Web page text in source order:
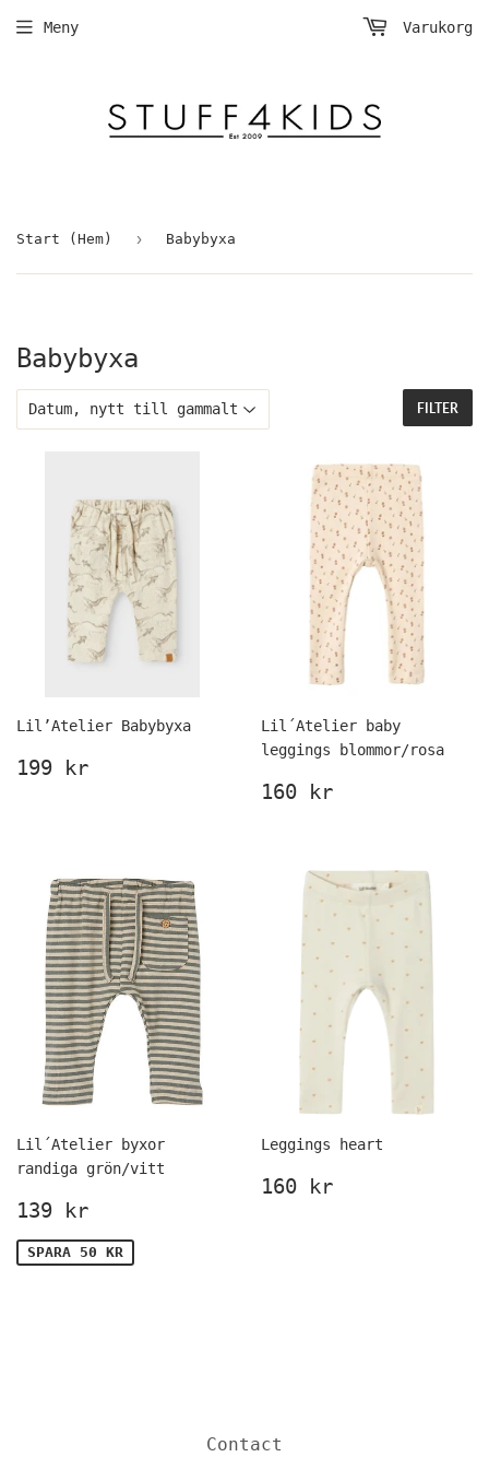
Meny Varukorg
Start (Hem) › Babybyxa
Babybyxa
FILTER
Lil’Atelier Babybyxa
Ordinarie
199 kr
Lil´Atelier baby
leggings blommor/rosa
Ordinarie
160 kr
Lil´Atelier byxor
randiga grön/vitt
Försäljningspris
139 kr
kr
SPARA 50 KR
Leggings heart
Ordinarie
160 kr
Contact